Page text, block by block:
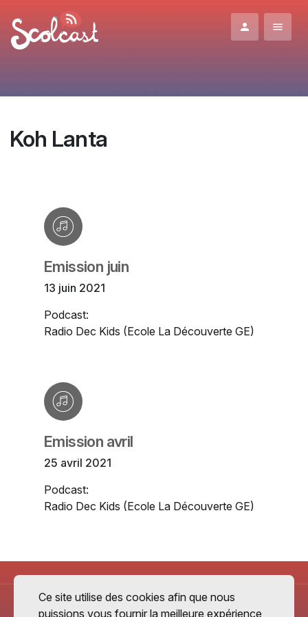
Koh Lanta
Emission juin
13 juin 2021
Podcast:
Radio Dec Kids (Ecole La Découverte GE)
Emission avril
25 avril 2021
Podcast:
Radio Dec Kids (Ecole La Découverte GE)
Ce site utilise des cookies afin que nous
puissions vous fournir la meilleure expérience